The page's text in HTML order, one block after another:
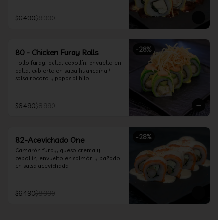
$6.490$8.990
-28%
80 - Chicken Furay Rolls
Pollo furay, palta, cebollín, envuelto en
palta, cubierto en salsa huancaína /
salsa rocoto y papas al hilo
$6.490$8.990
-28%
82-Acevichado One
Camarón furay, queso crema y
cebollín, envuelto en salmón y bañado
en salsa acevichada
$6.490$8.990